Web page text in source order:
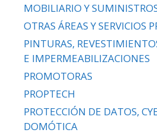
MOBILIARIO Y
OTRAS ÁREAS Y SERVICIOS
PINTURAS,
E IMPERMEABILIZACIONES
PROMOTORAS
PROPTECH
PROTECCIÓN DE DATOS,
DOMÓTICA